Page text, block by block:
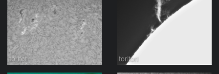
toritori toritori